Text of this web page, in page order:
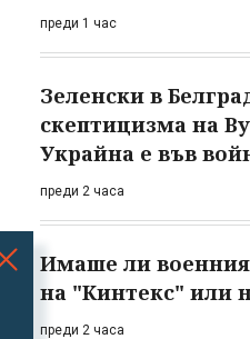
преди 1 час
Зеленски в
скептицизма на
Украйна е във
преди 2 часа
Имаше ли
на "Кинтекс" или
преди 2 часа